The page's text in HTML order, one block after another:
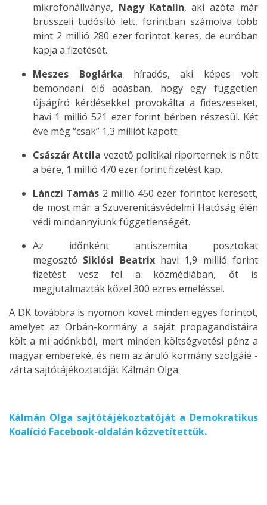
mikrofonállványa, Nagy Katalin, aki azóta már
brüsszeli tudósító lett, forintban számolva több
mint 2 millió 280 ezer forintot keres, de euróban
kapja a fizetését.
Meszes Boglárka híradós, aki képes volt
bemondani élő adásban, hogy egy független
újságíró kérdésekkel provokálta a fideszeseket,
havi 1 millió 521 ezer forint bérben részesül. Két
éve még “csak” 1,3 milliót kapott.
Császár Attila vezető politikai riporternek is nőtt
a bére, 1 millió 470 ezer forint fizetést kap.
Lánczi Tamás 2 millió 450 ezer forintot keresett,
de most már a Szuverenitásvédelmi Hatóság élén
védi mindannyiunk függetlenségét.
Az időnként antiszemita posztokat
megosztó Siklósi Beatrix havi 1,9 millió forint
fizetést vesz fel a közmédiában, őt is
megjutalmazták közel 300 ezres emeléssel.
A DK továbbra is nyomon követ minden egyes forintot,
amelyet az Orbán-kormány a saját propagandistáira
költ a mi adónkból, mert minden költségvetési pénz a
magyar embereké, és nem az áruló kormány szolgáié -
zárta sajtótájékoztatóját Kálmán Olga.
Kálmán Olga sajtótájékoztatóját a Demokratikus
Koalíció Facebook-oldalán közvetítettük.